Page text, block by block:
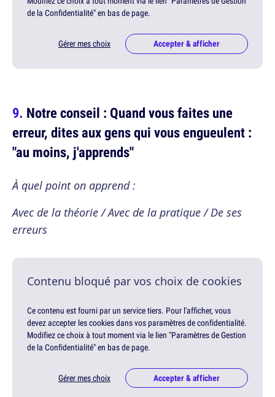
de la Confidentialité" en bas de page.
Gérer mes choix Accepter & afficher
Notre conseil : Quand vous faites une
erreur, dites aux gens qui vous engueulent :
"au moins, j'apprends"
À quel point on apprend :
Avec de la théorie / Avec de la pratique / De ses
erreurs
Contenu bloqué par vos choix de cookies
Ce contenu est fourni par un service tiers. Pour l'afficher, vous
devez accepter les cookies dans vos paramètres de confidentialité.
Modifiez ce choix à tout moment via le lien "Paramètres de Gestion
de la Confidentialité" en bas de page.
Gérer mes choix Accepter & afficher